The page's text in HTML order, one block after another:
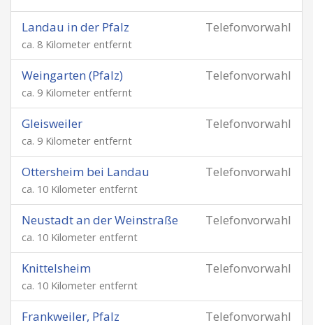
Telefonvorwahl
Landau in der Pfalz
ca. 8 Kilometer entfernt
Telefonvorwahl
Weingarten (Pfalz)
ca. 9 Kilometer entfernt
Telefonvorwahl
Gleisweiler
ca. 9 Kilometer entfernt
Telefonvorwahl
Ottersheim bei Landau
ca. 10 Kilometer entfernt
Telefonvorwahl
Neustadt an der Weinstraße
ca. 10 Kilometer entfernt
Telefonvorwahl
Knittelsheim
ca. 10 Kilometer entfernt
Telefonvorwahl
Frankweiler, Pfalz